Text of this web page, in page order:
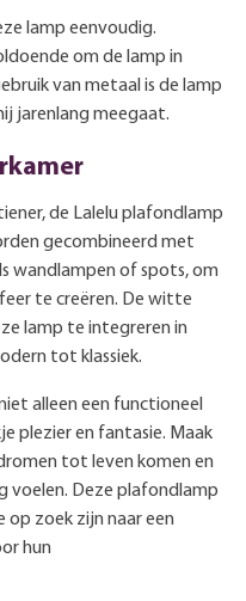
lamp eenvoudig.
om de lamp in
van metaal is de lamp
jarenlang meegaat.
de Lalelu plafondlamp
gecombineerd met
wandlampen of spots, om
te creëren. De witte
lamp te integreren in
tot klassiek.
alleen een functioneel
plezier en fantasie. Maak
tot leven komen en
voelen. Deze plafondlamp
op zoek zijn naar een
hun